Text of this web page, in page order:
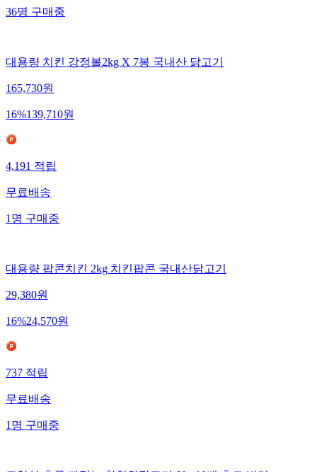
36명구매중
대용량 치킨 강정볼2kg X 7봉 국내산 닭고기
165,730원
16%139,710원
4,191적립
무료배송
1명구매중
대용량 팝콘치킨 2kg 치킨팝콘 국내산닭고기
29,380원
16%24,570원
737적립
무료배송
1명구매중